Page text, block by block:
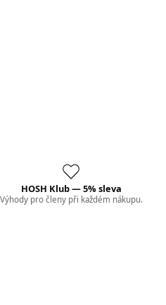
HOSH Klub — 5% sleva
Výhody pro členy při každém nákupu.